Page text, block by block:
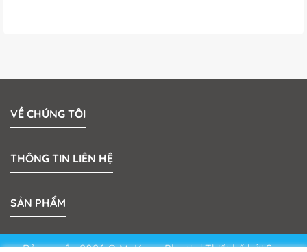
VỀ CHÚNG TÔI
THÔNG TIN LIÊN HỆ
SẢN PHẨM
Bản quyền 2026 © MeKong Plastic | Thiết kế bởiSun